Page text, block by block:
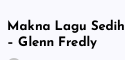
Makna Lagu
– Glenn Fredly